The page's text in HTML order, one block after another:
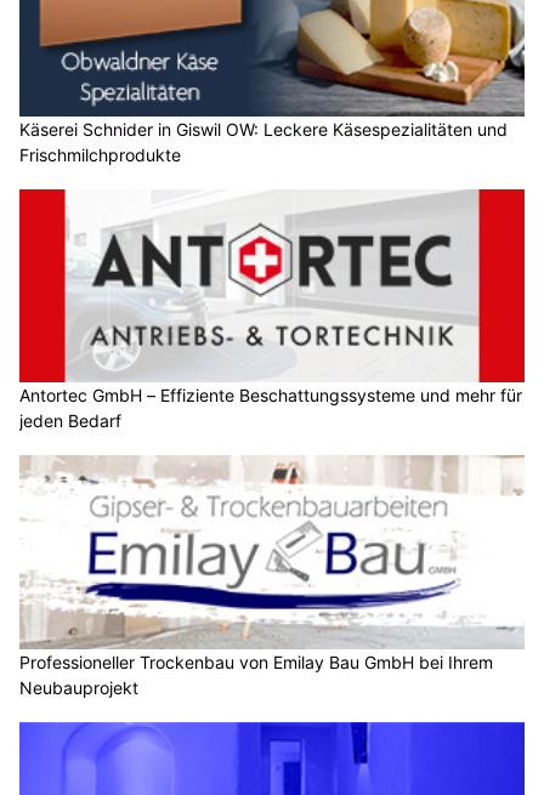
Käserei Schnider in Giswil OW: Leckere Käsespezialitäten und
Frischmilchprodukte
Antortec GmbH – Effiziente Beschattungssysteme und mehr für
jeden Bedarf
Professioneller Trockenbau von Emilay Bau GmbH bei Ihrem
Neubauprojekt